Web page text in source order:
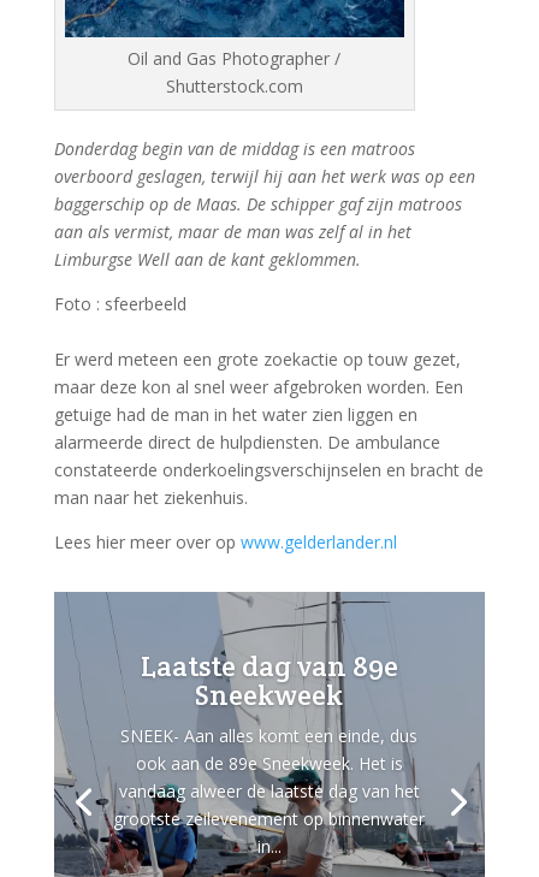
Oil and Gas Photographer /
Shutterstock.com
Donderdag begin van de middag is een matroos
overboord geslagen, terwijl hij aan het werk was op een
baggerschip op de Maas. De schipper gaf zijn matroos
aan als vermist, maar de man was zelf al in het
Limburgse Well aan de kant geklommen.
Foto : sfeerbeeld
Er werd meteen een grote zoekactie op touw gezet,
maar deze kon al snel weer afgebroken worden. Een
getuige had de man in het water zien liggen en
alarmeerde direct de hulpdiensten. De ambulance
constateerde onderkoelingsverschijnselen en bracht de
man naar het ziekenhuis.
Lees hier meer over op www.gelderlander.nl
Laatste dag van 89e
Sneekweek
SNEEK- Aan alles komt een einde, dus
ook aan de 89e Sneekweek. Het is
vandaag alweer de laatste dag van het
grootste zeilevenement op binnenwater
in...